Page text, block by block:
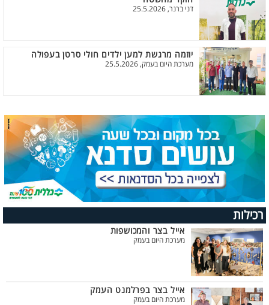
דני ברנר, 25.5.2026
יוזמה מרגשת למען ילדים חולי סרטן בעפולה
מערכת היום בעמק, 25.5.2026
רכילות
אייל בצר והמכושפות
מערכת היום בעמק
אייל בצר בפרלמנט העמק
מערכת היום בעמק